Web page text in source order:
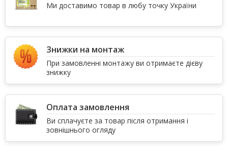
Ми доставимо товар в любу точку України
Знижки на монтаж
При замовленні монтажу ви отримаєте дієву
знижку
Оплата замовлення
Ви сплачуєте за товар після отримання і
зовнішнього огляду